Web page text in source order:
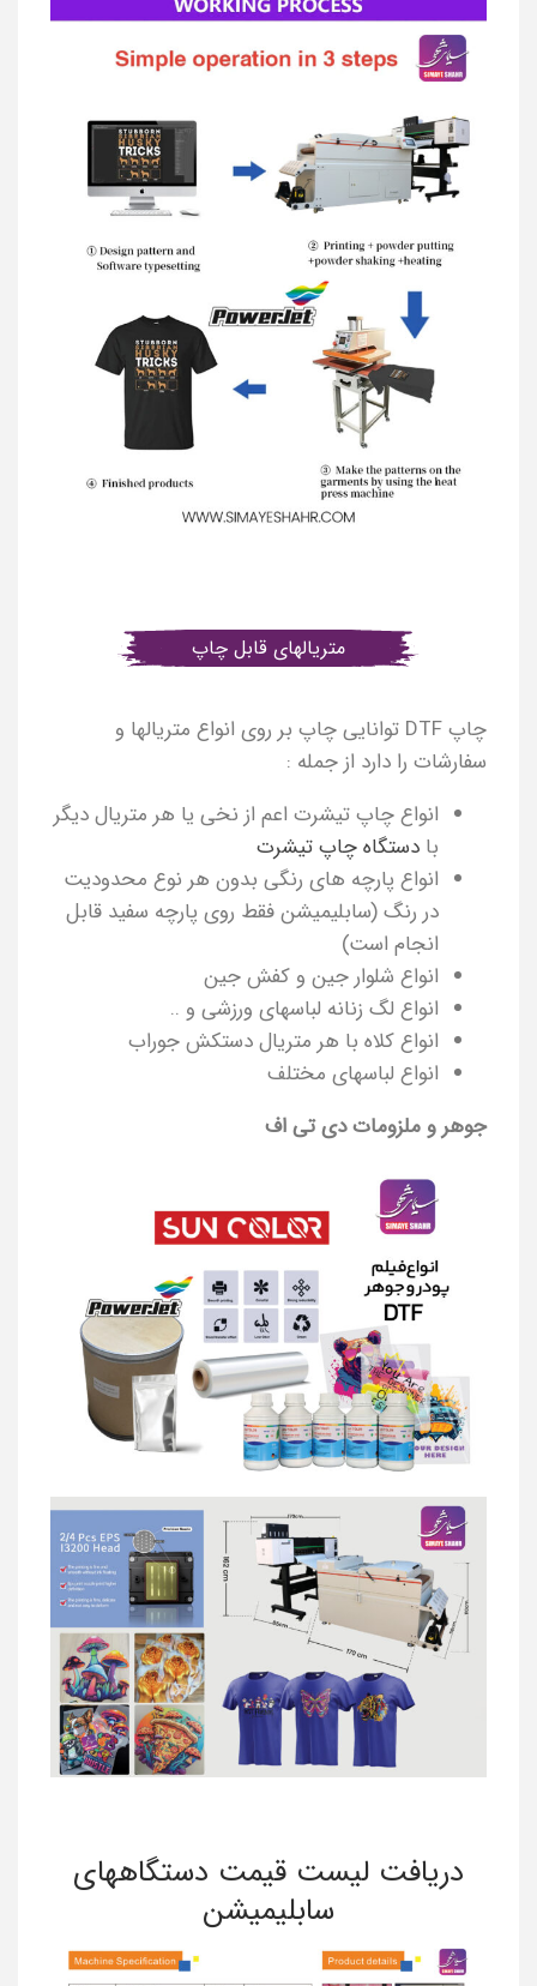
متریالهای قابل چاپ
چاپ DTF توانایی چاپ بر روی انواع متریالها و
سفارشات را دارد از جمله :
انواع چاپ تیشرت اعم از نخی یا هر متریال دیگر
با دستگاه چاپ تیشرت
انواع پارچه های رنگی بدون هر نوع محدودیت
در رنگ (سابلیمیشن فقط روی پارچه سفید قابل
انجام است)
انواع شلوار جین و کفش جین
انواع لگ زنانه لباسهای ورزشی و ..
انواع کلاه با هر متریال دستکش جوراب
انواع لباسهای مختلف
جوهر و ملزومات دی تی اف
دریافت لیست قیمت دستگاههای
سابلیمیشن